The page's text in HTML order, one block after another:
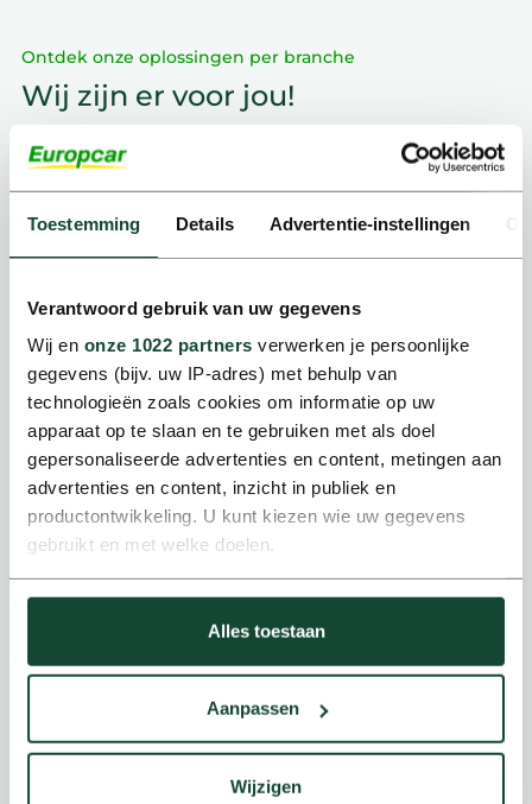
Toestemming Details Advertentie-instellingen
Verantwoord gebruik van uw gegevens
Wij en onze 1022 partners verwerken je persoonlijke
gegevens (bijv. uw IP-adres) met behulp van
technologieën zoals cookies om informatie op uw
apparaat op te slaan en te gebruiken met als doel
gepersonaliseerde advertenties en content, metingen aan
advertenties en content, inzicht in publiek en
productontwikkeling. U kunt kiezen wie uw gegevens
gebruikt en met welke doelen.
Als u het toestaat, willen we ook graag:
Informatie verzamelen over uw geografische locatie,
die tot een paar meter nauwkeurig kan zijn
op specifieke eigenschappen (fingerprinting)
Lees meer over hoe uw persoonlijke gegevens worden
verwerkt en stel uw voorkeuren in het
Alles toestaan
Aanpassen
Wijzigen
Ontdek onze oplossingen per branche
Wij zijn er voor jou!
Overheid & publieke sector
Betrouwbare, transparante en duurzame
mobiliteitsoplossingen.